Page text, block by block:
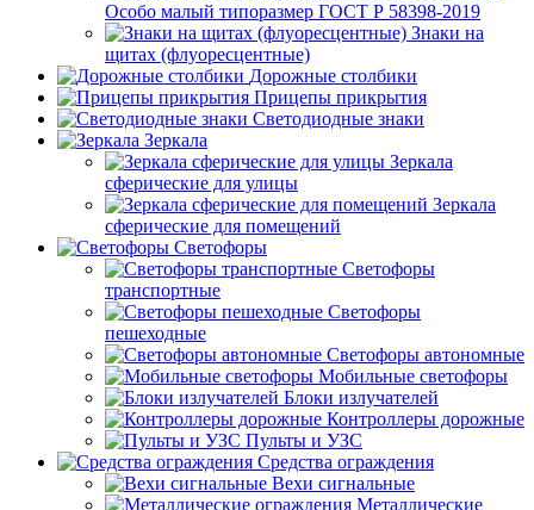
Особо малый типоразмер ГОСТ Р 58398-2019
Знаки на
щитах (флуоресцентные)
Дорожные столбики
Прицепы прикрытия
Светодиодные знаки
Зеркала
Зеркала
сферические для улицы
Зеркала
сферические для помещений
Светофоры
Светофоры
транспортные
Светофоры
пешеходные
Светофоры автономные
Мобильные светофоры
Блоки излучателей
Контроллеры дорожные
Пульты и УЗС
Средства ограждения
Вехи сигнальные
Металлические